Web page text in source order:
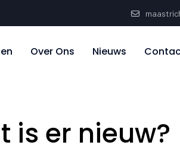
Over Ons Nieuws
is er nieuw?